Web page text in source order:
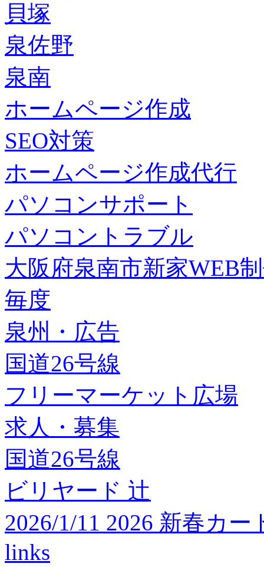
貝塚
泉佐野
泉南
ホームページ作成
SEO対策
ホームページ作成代行
パソコンサポート
パソコントラブル
大阪府泉南市新家WEB
毎度
泉州・広告
国道26号線
フリーマーケット広場
求人・募集
国道26号線
ビリヤード 辻
2026/1/11 2026 新春カ
links